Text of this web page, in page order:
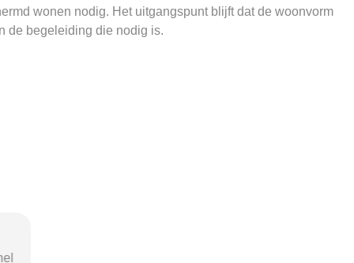
wonen nodig. Het uitgangspunt blijft dat de woonvorm
de begeleiding die nodig is.